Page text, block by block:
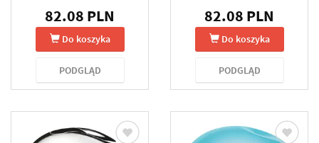
82.08 PLN
Do koszyka
PODGLĄD
82.08 PLN
Do koszyka
PODGLĄD